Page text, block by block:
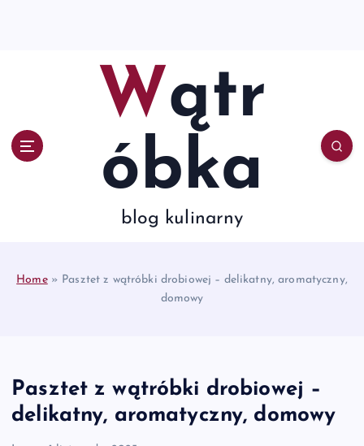
Wątr
óbka
blog kulinarny
Home» Pasztet z wątróbki drobiowej – delikatny, aromatyczny,
domowy
Pasztet z wątróbki drobiowej –
delikatny, aromatyczny, domowy